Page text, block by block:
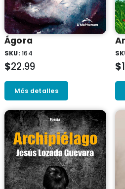
Ágora
SKU:164
$22.99
Más detalles
$